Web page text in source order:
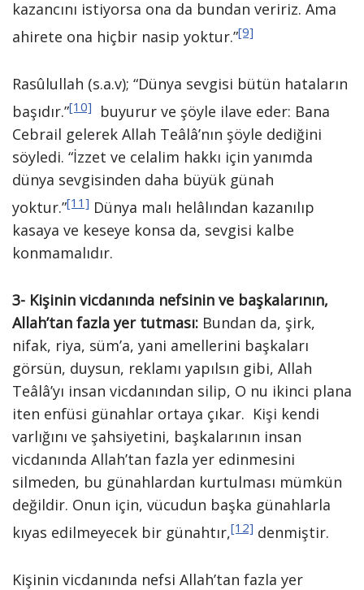
kazancını istiyorsa ona da bundan veririz. Ama
ahirete ona hiçbir nasip yoktur.”[9]
Rasûlullah (s.a.v); “Dünya sevgisi bütün hataların
başıdır.”[10]
buyurur ve şöyle ilave eder: Bana
Cebrail gelerek Allah Teâlâ’nın şöyle dediğini
söyledi. “İzzet ve celalim hakkı için yanımda
dünya sevgisinden daha büyük günah
yoktur.”[11] Dünya malı helâlından kazanılıp
kasaya ve keseye konsa da, sevgisi kalbe
konmamalıdır.
3- Kişinin vicdanında nefsinin ve başkalarının,
Allah’tan fazla yer tutması: Bundan da, şirk,
nifak, riya, süm’a, yani amellerini başkaları
görsün, duysun, reklamı yapılsın gibi, Allah
Teâlâ’yı insan vicdanından silip, O nu ikinci plana
iten enfüsi günahlar ortaya çıkar. Kişi kendi
varlığını ve şahsiyetini, başkalarının insan
vicdanında Allah’tan fazla yer edinmesini
silmeden, bu günahlardan kurtulması mümkün
değildir. Onun için, vücudun başka günahlarla
kıyas edilmeyecek bir günahtır,[12] denmiştir.
Kişinin vicdanında nefsi Allah’tan fazla yer